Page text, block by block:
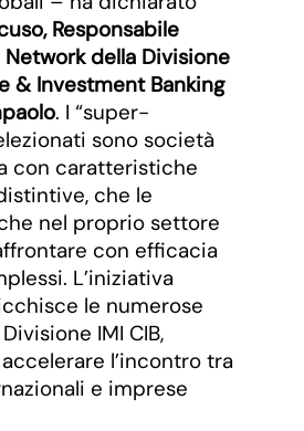
Responsabile
della Divisione
& Investment Banking
. I “super-
sono società
con caratteristiche
che le
nel proprio settore
con efficacia
L’iniziativa
le numerose
IMI CIB,
l’incontro tra
e imprese